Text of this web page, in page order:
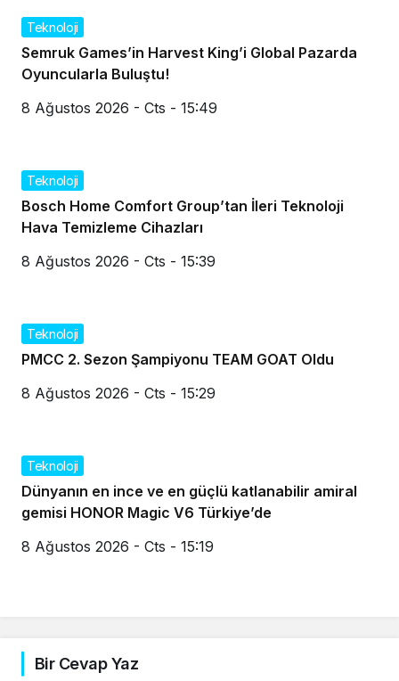
Teknoloji
Semruk Games’in Harvest King’i Global Pazarda
Oyuncularla Buluştu!
8 Ağustos 2026 - Cts - 15:49
Teknoloji
Bosch Home Comfort Group’tan İleri Teknoloji
Hava Temizleme Cihazları
8 Ağustos 2026 - Cts - 15:39
Teknoloji
PMCC 2. Sezon Şampiyonu TEAM GOAT Oldu
8 Ağustos 2026 - Cts - 15:29
Teknoloji
Dünyanın en ince ve en güçlü katlanabilir amiral
gemisi HONOR Magic V6 Türkiye’de
8 Ağustos 2026 - Cts - 15:19
Bir Cevap Yaz